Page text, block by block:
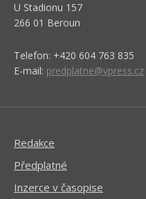
U Stadionu 157
266 01 Beroun
Telefon: +420 604 763 835
E-mail: predplatne@vpress.cz
Redakce
Předplatné
Inzerce v časopise